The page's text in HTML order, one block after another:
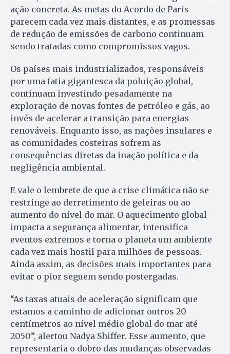
ação concreta. As metas do Acordo de Paris
parecem cada vez mais distantes, e as promessas
de redução de emissões de carbono continuam
sendo tratadas como compromissos vagos.
Os países mais industrializados, responsáveis
por uma fatia gigantesca da poluição global,
continuam investindo pesadamente na
exploração de novas fontes de petróleo e gás, ao
invés de acelerar a transição para energias
renováveis. Enquanto isso, as nações insulares e
as comunidades costeiras sofrem as
consequências diretas da inação política e da
negligência ambiental.
E vale o lembrete de que a crise climática não se
restringe ao derretimento de geleiras ou ao
aumento do nível do mar. O aquecimento global
impacta a segurança alimentar, intensifica
eventos extremos e torna o planeta um ambiente
cada vez mais hostil para milhões de pessoas.
Ainda assim, as decisões mais importantes para
evitar o pior seguem sendo postergadas.
“As taxas atuais de aceleração significam que
estamos a caminho de adicionar outros 20
centímetros ao nível médio global do mar até
2050”, alertou Nadya Shiffer. Esse aumento, que
representaria o dobro das mudanças observadas